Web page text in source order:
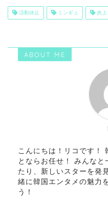
活動休止 ミンギュ 炎上
ABOUT ME
こんにちは！リコです！
とならお任せ！ みんなと
たり、新しいスターを発
緒に韓国エンタメの魅力
う！